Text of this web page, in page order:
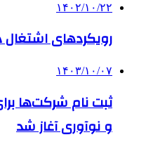
۱۴۰۲/۱۰/۲۲
رویکردهای
۱۴۰۳/۱۰/۰۷
ثبت نام شرکت‌ها
و نوآوری آغاز شد